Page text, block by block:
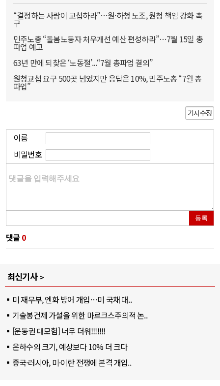
“결정하는 사람이 교섭하라”…원·하청 노조, 원청 책임 강화 촉
구
민주노총 “돌봄노동자 처우개선 예산 편성하라”…7월 15일 총
파업 예고
63년 만에 되찾은 ‘노동절’...“7월 총파업 결의”
원청교섭 요구 500곳 넘었지만 응답은 10%, 민주노총 “7월 총
파업”
기사수정
이름
비밀번호
등록
댓글 0
최신기사
미 재무부, 엔화 방어 개입…미 국채 대..
기술봉건제 가설을 위한 마르크스주의적 논..
[운동권 대모험] 너무 더워!!!!!!!
은하수의 크기, 예상보다 10% 더 크다
중국·러시아, 미·이란 전쟁에 본격 개입..